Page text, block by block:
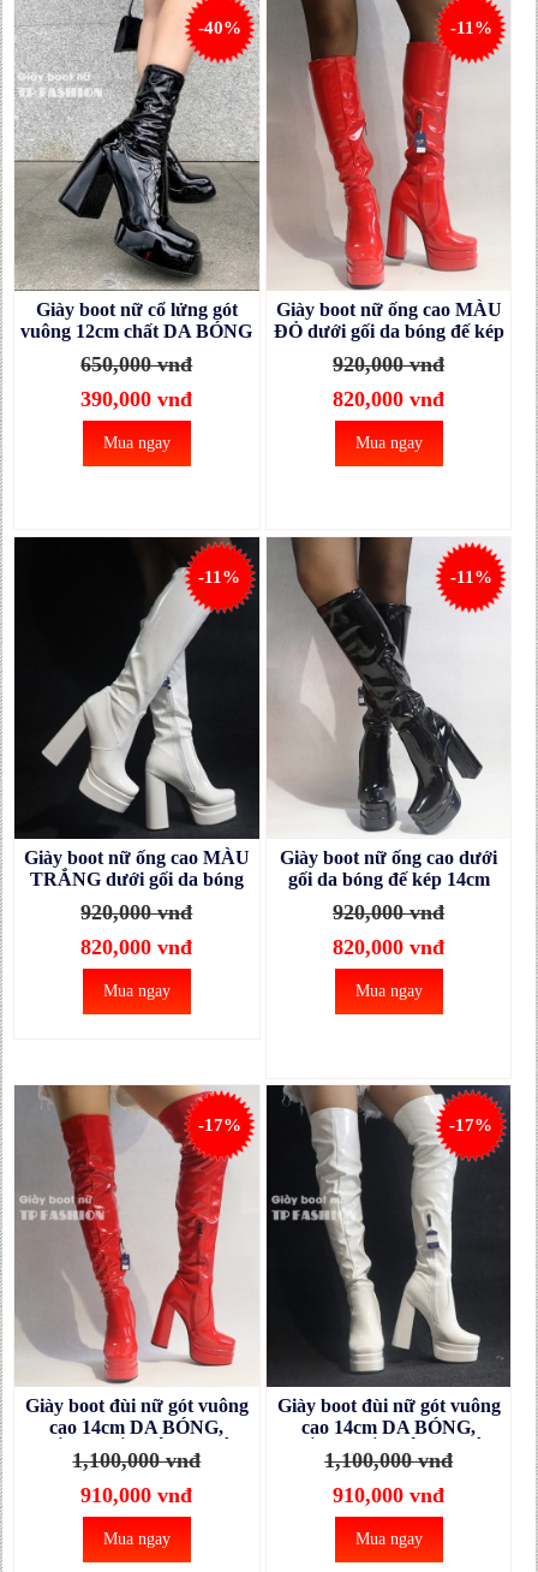
-40%
Giày boot nữ cổ lửng gót
vuông 12cm chất DA BÓNG
sang chảnh, thiết kế đơn
giản KHÔNG DÂY KÉO
GBN15
650,000 vnđ
390,000 vnđ
Mua ngay
-11%
Giày boot nữ ống cao MÀU
ĐỎ dưới gối da bóng đế kép
14cm SANG CHẢNH
GCC01C
920,000 vnđ
820,000 vnđ
Mua ngay
-11%
Giày boot nữ ống cao MÀU
TRẮNG dưới gối da bóng
đế kép 14cm SANG
CHẢNH GCC01B
920,000 vnđ
820,000 vnđ
Mua ngay
-11%
Giày boot nữ ống cao dưới
gối da bóng đế kép 14cm
SANG CHẢNH GCC01A
920,000 vnđ
820,000 vnđ
Mua ngay
-17%
Giày boot đùi nữ gót vuông
cao 14cm DA BÓNG,
CHẮC CHẮN, ÔM CHÂN
màu đỏ GCC131C
1,100,000 vnđ
910,000 vnđ
Mua ngay
-17%
Giày boot đùi nữ gót vuông
cao 14cm DA BÓNG,
CHẮC CHẮN, ÔM CHÂN
màu trắng GCC131B
1,100,000 vnđ
910,000 vnđ
Mua ngay